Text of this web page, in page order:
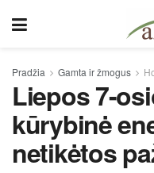
Pradžia Gamta ir žmogus
Liepos 7-
kūrybinė
netikėtos